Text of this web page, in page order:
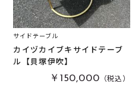
サイドテーブル
カイヅカイブキサイドテーブ
ル【貝塚伊吹】
￥150,000 （税込）